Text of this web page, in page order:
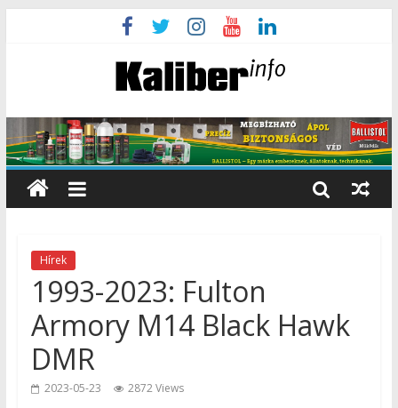
Hírek
1993-2023: Fulton
Armory M14 Black Hawk
DMR
2023-05-23 2872 Views